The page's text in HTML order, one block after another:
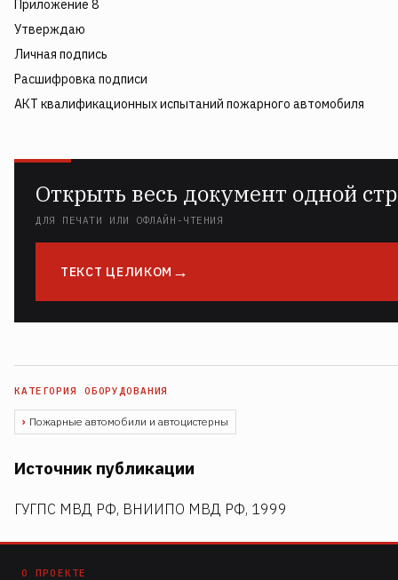
Приложение 8
Утверждаю
Личная подпись
Расшифровка подписи
АКТ квалификационных испытаний пожарного автомобиля
Открыть весь документ одной
ДЛЯ ПЕЧАТИ ИЛИ ОФЛАЙН-ЧТЕНИЯ
ТЕКСТ ЦЕЛИКОМ
Пожарные автомобили и автоцистерны
Источник публикации
ГУГПС МВД РФ, ВНИИПО МВД РФ, 1999
О ПРОЕКТЕ